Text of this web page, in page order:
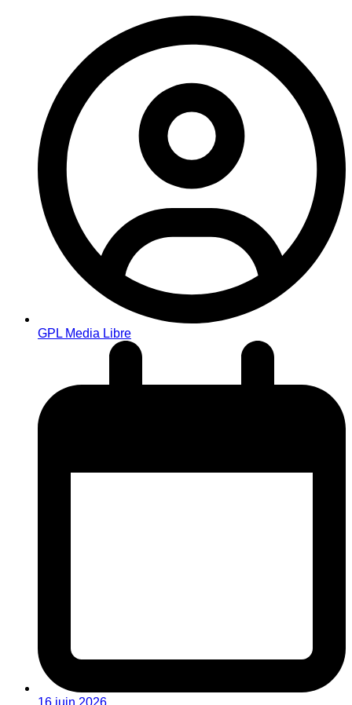
GPL Media Libre
16 juin 2026